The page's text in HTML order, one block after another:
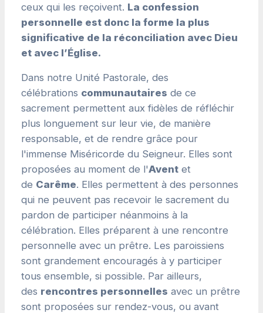
ceux qui les reçoivent. La confession
personnelle est donc la forme la plus
significative de la réconciliation avec Dieu
et avec l’Église.
Dans notre Unité Pastorale, des
célébrations communautaires de ce
sacrement permettent aux fidèles de réfléchir
plus longuement sur leur vie, de manière
responsable, et de rendre grâce pour
l'immense Miséricorde du Seigneur. Elles sont
proposées au moment de l'Avent et
de Carême. Elles permettent à des personnes
qui ne peuvent pas recevoir le sacrement du
pardon de participer néanmoins à la
célébration. Elles préparent à une rencontre
personnelle avec un prêtre. Les paroissiens
sont grandement encouragés à y participer
tous ensemble, si possible. Par ailleurs,
des rencontres personnelles avec un prêtre
sont proposées sur rendez-vous, ou avant